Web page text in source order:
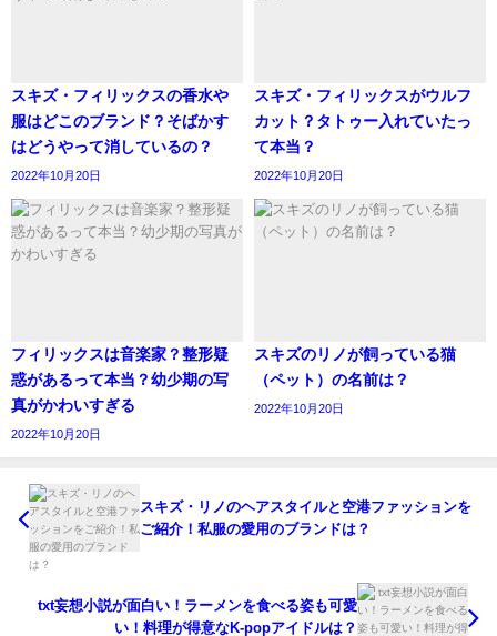
スキズ・フィリックスの香水や
服はどこのブランド？そばかす
はどうやって消しているの？
2022年10月20日
スキズ・フィリックスがウルフ
カット？タトゥー入れていたっ
て本当？
2022年10月20日
フィリックスは音楽家？整形疑
惑があるって本当？幼少期の写
真がかわいすぎる
2022年10月20日
スキズのリノが飼っている猫
（ペット）の名前は？
2022年10月20日
スキズ・リノのヘアスタイルと空港ファッションを
ご紹介！私服の愛用のブランドは？
txt妄想小説が面白い！ラーメンを食べる姿も可愛
い！料理が得意なK-popアイドルは？